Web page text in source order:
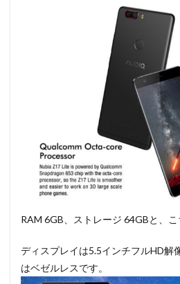
RAM 6GB、ストレージ 64GBと、こ
ディスプレイは5.5インチフルHD解
はベゼルレスです。